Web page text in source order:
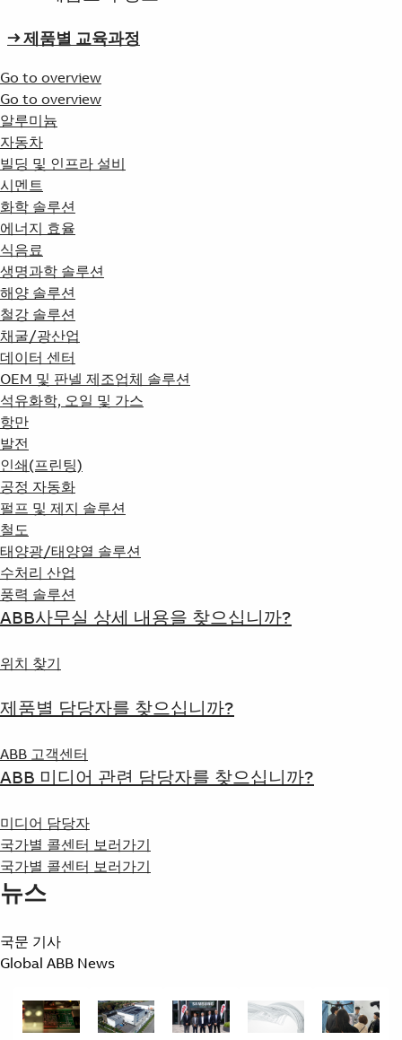
→ 제품별 교육과정
Go to overview
Go to overview
알루미늄
자동차
빌딩 및 인프라 설비
시멘트
화학 솔루션
에너지 효율
식음료
생명과학 솔루션
해양 솔루션
철강 솔루션
채굴/광산업
데이터 센터
OEM 및 판넬 제조업체 솔루션
석유화학, 오일 및 가스
항만
발전
인쇄(프린팅)
공정 자동화
펄프 및 제지 솔루션
철도
태양광/태양열 솔루션
수처리 산업
풍력 솔루션
ABB사무실 상세 내용을 찾으십니까?
위치 찾기
제품별 담당자를 찾으십니까?
ABB 고객센터
ABB 미디어 관련 담당자를 찾으십니까?
미디어 담당자
국가별 콜센터 보러가기
국가별 콜센터 보러가기
뉴스
국문 기사
Global ABB News